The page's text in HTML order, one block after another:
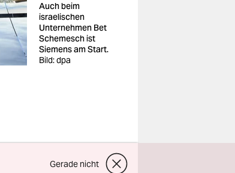
Auch beim
israelischen
Unternehmen Bet
Schemesch ist
Siemens am Start.
Bild: dpa
Gerade nicht